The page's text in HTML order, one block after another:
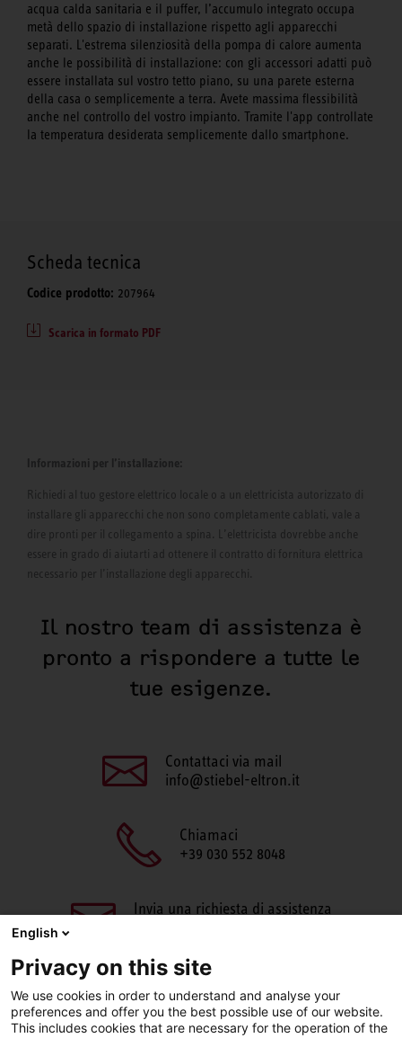
acqua calda sanitaria e il puffer, l’accumulo integrato occupa
metà dello spazio di installazione rispetto agli apparecchi
separati. L'estrema silenziosità della pompa di calore aumenta
anche le possibilità di installazione: con gli accessori adatti può
essere installata sul vostro tetto piano, su una parete esterna
della casa o semplicemente a terra. Avete massima flessibilità
anche nel controllo del vostro impianto. Tramite l'app controllate
la temperatura desiderata semplicemente dallo smartphone.
Scheda tecnica
Codice prodotto: 207964
Scarica in formato PDF
Informazioni per l’installazione:
Richiedi al tuo gestore elettrico locale o a un elettricista autorizzato di
installare gli apparecchi che non sono completamente cablati, vale a
dire pronti per il collegamento a spina. L’elettricista dovrebbe anche
essere in grado di aiutarti ad ottenere il contratto di fornitura elettrica
necessario per l’installazione degli apparecchi.
Il nostro team di assistenza è
pronto a rispondere a tutte le
tue esigenze.
Contattaci via mail
info@stiebel-eltron.it
Chiamaci
+39 030 552 8048
Invia una richiesta di assistenza
English
Privacy on this site
We use cookies in order to understand and analyse your
preferences and offer you the best possible use of our website.
This includes cookies that are necessary for the operation of the